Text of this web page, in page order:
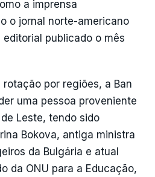
a imprensa
o jornal norte-americano
editorial publicado o mês
por regiões, a Ban
uma pessoa proveniente
Leste, tendo sido
Bokova, antiga ministra
da Bulgária e atual
da ONU para a Educação,